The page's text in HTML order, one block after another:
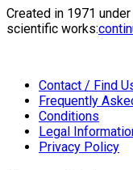
Created in 1971
scientific works:
Contact / Find
Frequently
Conditions
Legal
Privacy Policy